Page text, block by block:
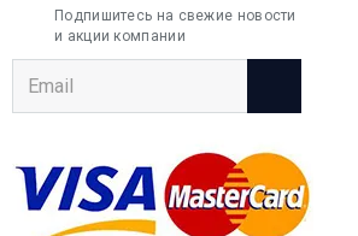
Подпишитесь на свежие новости
и акции компании